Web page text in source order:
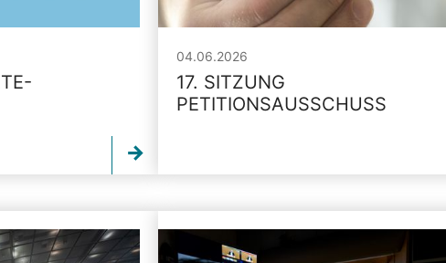
04.06.2026
17. SITZUNG
PETITIONSAUSSCHUSS